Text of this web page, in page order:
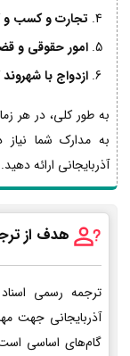
تجارت و کسب و
امور حقوقی و
ازدواج با
به طور کلی، در هر
به مدارک شما نیاز
آذربایجانی ارائه دهید.
هدف از
ترجمه رسمی
آذربایجانی جهت
گام‌های اساسی است.